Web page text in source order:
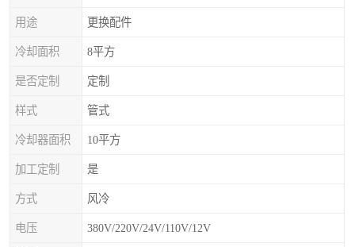
用途 更换配件
冷却面积 8平方
是否定制 定制
样式 管式
冷却器面积 10平方
加工定制 是
方式 风冷
电压 380V/220V/24V/110V/12V